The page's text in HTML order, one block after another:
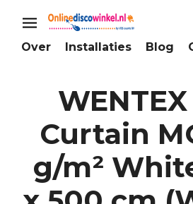
Over Installaties Blog
Curtain
g/m²